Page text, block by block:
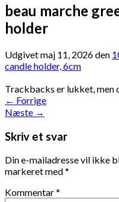
beau marche
holder
Udgivetmaj 11, 2026den
candle holder, 6cm
Trackbacks er lukket, men
← Forrige
Næste →
Skriv et svar
Din e-mailadresse vil ikke
markeret med*
Kommentar*